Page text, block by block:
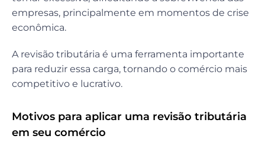
empresas, principalmente em momentos de crise
econômica.
A revisão tributária é uma ferramenta importante
para reduzir essa carga, tornando o comércio mais
competitivo e lucrativo.
Motivos para aplicar uma revisão tributária
em seu comércio